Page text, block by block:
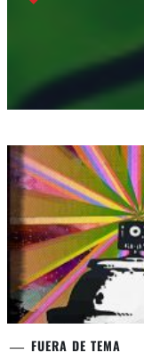
FUERA DE TEMA